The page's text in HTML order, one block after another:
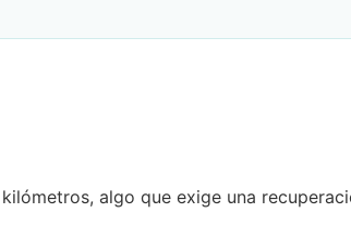
algo que exige una